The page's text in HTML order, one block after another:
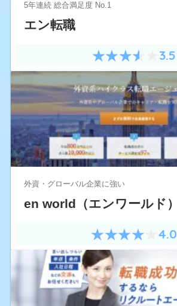
5年連続 総合満足度 No.1
エン転職
3.5
外資・グローバル企業に強い
en world（エンワールド）
4.0